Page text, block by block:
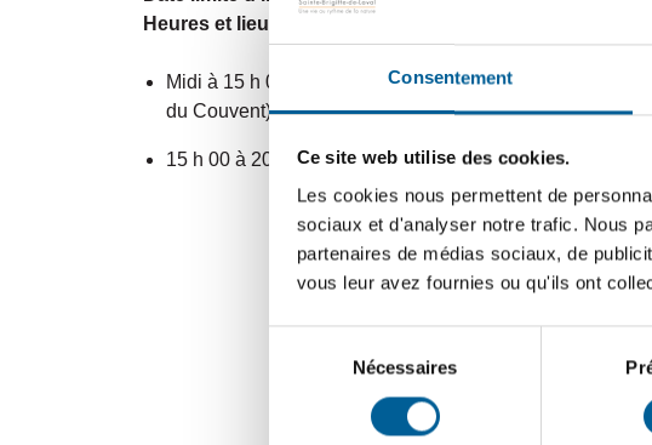
Consentement
Ce site web utilise des cookies.
Les cookies nous permettent de
sociaux et d'analyser notre trafic. Nous
partenaires de médias sociaux, de
vous leur avez fournies ou qu'ils ont
consentement
Nécessaires
Heures et lieux de l’événement :
Midi à 15 h 00 : Pour la danse, au gymnase du Centre
du Couvent)
15 h 00 à 20 h 30 : Pour la musique, au terrain des